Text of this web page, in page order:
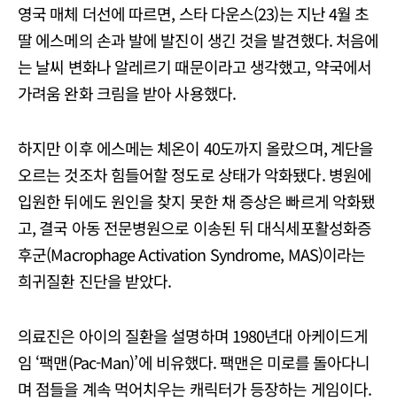
영국 매체 더선에 따르면, 스타 다운스(23)는 지난 4월 초
딸 에스메의 손과 발에 발진이 생긴 것을 발견했다. 처음에
는 날씨 변화나 알레르기 때문이라고 생각했고, 약국에서
가려움 완화 크림을 받아 사용했다.
하지만 이후 에스메는 체온이 40도까지 올랐으며, 계단을
오르는 것조차 힘들어할 정도로 상태가 악화됐다. 병원에
입원한 뒤에도 원인을 찾지 못한 채 증상은 빠르게 악화됐
고, 결국 아동 전문병원으로 이송된 뒤 대식세포활성화증
후군(Macrophage Activation Syndrome, MAS)이라는
희귀질환 진단을 받았다.
의료진은 아이의 질환을 설명하며 1980년대 아케이드게
임 ‘팩맨(Pac-Man)’에 비유했다. 팩맨은 미로를 돌아다니
며 점들을 계속 먹어치우는 캐릭터가 등장하는 게임이다.